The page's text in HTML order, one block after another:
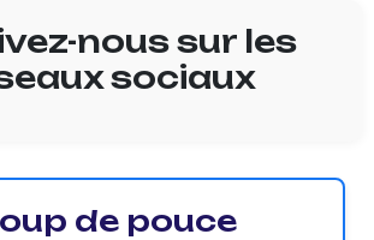
nous sur les
sociaux
de pouce